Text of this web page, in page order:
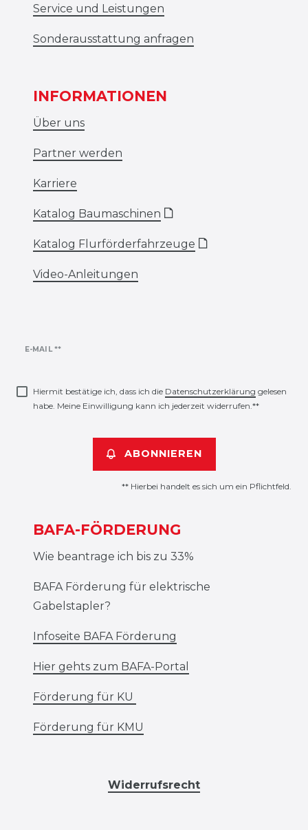
Service und Leistungen
Sonderausstattung anfragen
INFORMATIONEN
Über uns
Partner werden
Karriere
Katalog Baumaschinen 🗋
Katalog Flurförderfahrzeuge 🗋
Video-Anleitungen
E-MAIL **
Newsletter
Hiermit bestätige ich, dass ich die Daten­schutz­erklärung gelesen
habe. Meine Einwilligung kann ich jederzeit widerrufen.**
ABONNIEREN
** Hierbei handelt es sich um ein Pflichtfeld.
BAFA-FÖRDERUNG
Wie beantrage ich bis zu 33%
BAFA Förderung für elektrische
Gabelstapler?
Infoseite BAFA Förderung
Hier gehts zum BAFA-Portal
Förderung für KU
Förderung für KMU
Widerrufsrecht